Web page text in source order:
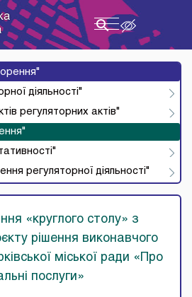
Toggle
navigation
діяльності"
регуляторних актів"
регуляторної діяльності"
«круглого столу» з
рішення виконавчого
міської ради «Про
послуги»